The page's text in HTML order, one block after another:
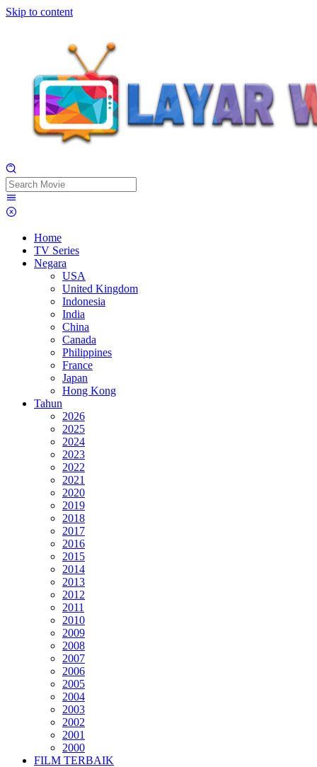
Skip to content
Home
TV Series
Negara
USA
United Kingdom
Indonesia
India
China
Canada
Philippines
France
Japan
Hong Kong
Tahun
2026
2025
2024
2023
2022
2021
2020
2019
2018
2017
2016
2015
2014
2013
2012
2011
2010
2009
2008
2007
2006
2005
2004
2003
2002
2001
2000
FILM TERBAIK